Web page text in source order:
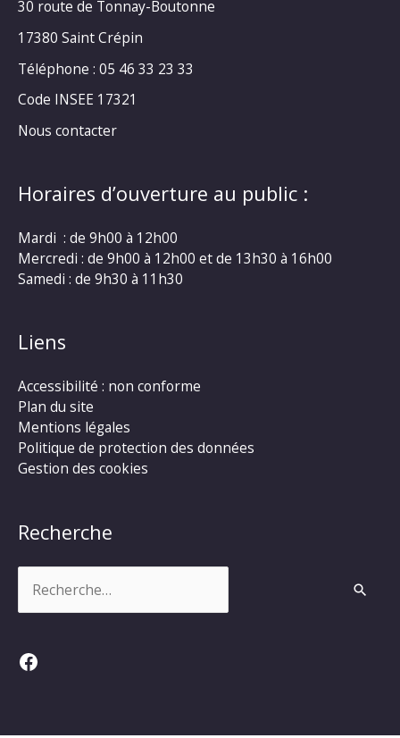
30 route de Tonnay-Boutonne
17380 Saint Crépin
Téléphone : 05 46 33 23 33
Code INSEE 17321
Nous contacter
Horaires d’ouverture au public :
Mardi : de 9h00 à 12h00
Mercredi : de 9h00 à 12h00 et de 13h30 à 16h00
Samedi : de 9h30 à 11h30
Liens
Accessibilité : non conforme
Plan du site
Mentions légales
Politique de protection des données
Gestion des cookies
Recherche
Facebook